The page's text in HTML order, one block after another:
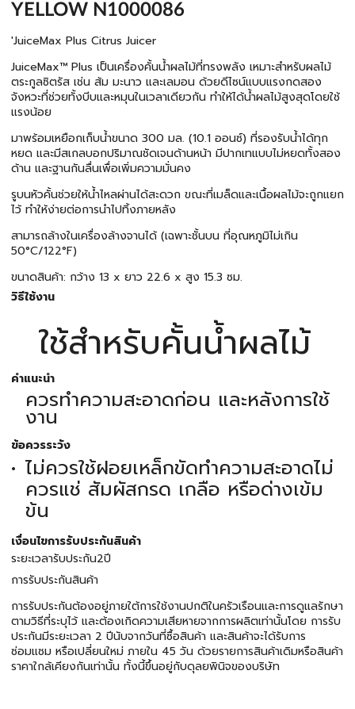
YELLOW N1000086
'JuiceMax Plus Citrus Juicer
JuiceMax™ Plus เป็นเครื่องคั้นน้ำผลไม้ที่ทรงพลัง เหมาะสำหรับผลไม้
ตระกูลซิตรัส เช่น ส้ม มะนาว และเลมอน ด้วยดีไซน์แบบแรงกดสอง
จังหวะที่ช่วยทั้งบีบและหมุนในเวลาเดียวกัน ทำให้ได้น้ำผลไม้สูงสุดโดยใช้
แรงน้อย
มาพร้อมเหยือกเก็บน้ำขนาด 300 มล. (10.1 ออนซ์) ที่รองรับน้ำได้ทุก
หยด และมีสเกลบอกปริมาณชัดเจนด้านหน้า มีปากเทแบบไม่หยดทั้งสอง
ด้าน และฐานกันลื่นเพื่อเพิ่มความมั่นคง
รูบนหัวคั้นช่วยให้น้ำไหลผ่านได้สะดวก ขณะที่เมล็ดและเนื้อผลไม้จะถูกแยก
ไว้ ทำให้ง่ายต่อการนำไปทิ้งภายหลัง
สามารถล้างในเครื่องล้างจานได้ (เฉพาะชั้นบน ที่อุณหภูมิไม่เกิน
50°C/122°F)
ขนาดสินค้า: กว้าง 13 x ยาว 22.6 x สูง 15.3 ซม.
วิธีใช้งาน
ใช้สำหรับคั้นน้ำผลไม้
คำแนะนำ
ควรทำความสะอาดก่อน และหลังการใช้
งาน
ข้อควรระวัง
ไม่ควรใช้ฝอยเหล็กขัดทำความสะอาดไม่
ควรแช่ สัมผัสกรด เกลือ หรือด่างเข้ม
ข้น
เงื่อนไขการรับประกันสินค้า
ระยะเวลารับประกัน2ปี
การรับประกันสินค้า
การรับประกันต้องอยู่ภายใต้การใช้งานปกติในครัวเรือนและการดูแลรักษา
ตามวิธีที่ระบุไว้ และต้องเกิดความเสียหายจากการผลิตเท่านั้นโดย การรับ
ประกันมีระยะเวลา 2 ปีนับจากวันที่ซื้อสินค้า และสินค้าจะได้รับการ
ซ่อมแซม หรือเปลี่ยนใหม่ ภายใน 45 วัน ด้วยรายการสินค้าเดิมหรือสินค้า
ราคาใกล้เคียงกันเท่านั้น ทั้งนี้ขึ้นอยู่กับดุลยพินิจของบริษัท